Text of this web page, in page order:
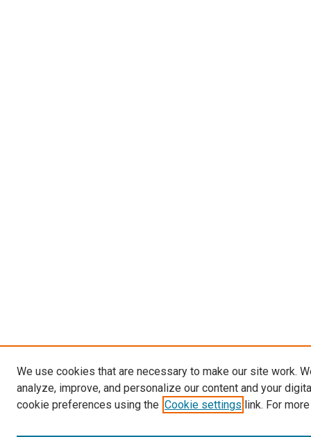
We use cookies that are necessary to make our site work.
analyze, improve, and personalize our content and your
cookie preferences using the Cookie settings link. For